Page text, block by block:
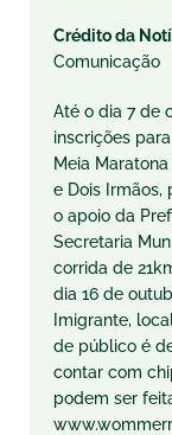
Crédito da
Comunicação
Até o dia 7 de
inscrições
Meia
e Dois Irmãos,
o apoio da
Secretaria
corrida de
dia 16 de
Imigrante,
de público é
contar com
podem ser